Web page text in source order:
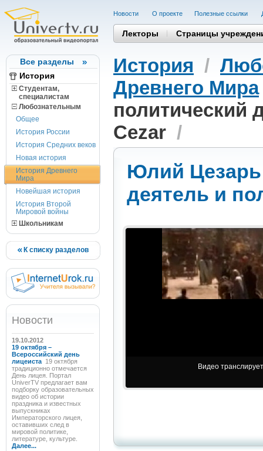
Все разделы
История
Студентам,
cпециалистам
Любознательным
Общее
История России
История Средних веков
Новая история
История Древнего
Мира
Новейшая история
История Второй
Мировой войны
Школьникам
К списку разделов
Новости
19.10.2012
19 октября –
Всероссийский день
лицеиста 19 октября
традиционно отмечается
День лицея. Портал
UniverTV предлагает вам
подборку образовательных
видео об истории
праздника и известных
выпускниках
Императорского лицея,
оставивших след в
мировой политике,
литературе, культуре.
Далее...
Новости О проекте Полезные cсылки
Лекторы Страницы
История /
Древнего Мира
политический
Cezar /
Юлий Цезарь
деятель и
Видео